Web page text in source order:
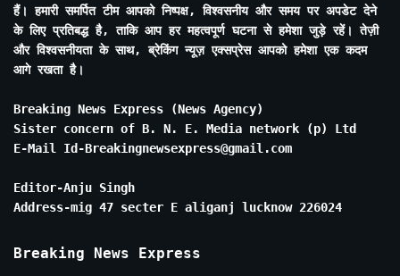
हैं। हमारी समर्पित टीम आपको निष्पक्ष, विश्वसनीय और समय पर अपडेट देने
के लिए प्रतिबद्ध है, ताकि आप हर महत्वपूर्ण घटना से हमेशा जुड़े रहें। तेज़ी
और विश्वसनीयता के साथ, ब्रेकिंग न्यूज़ एक्सप्रेस आपको हमेशा एक कदम
आगे रखता है।
Breaking News Express (News Agency)
Sister concern of B. N. E. Media network (p) Ltd
E-Mail Id-Breakingnewsexpress@gmail.com
Editor-Anju Singh
Address-mig 47 secter E aliganj lucknow 226024
Breaking News Express